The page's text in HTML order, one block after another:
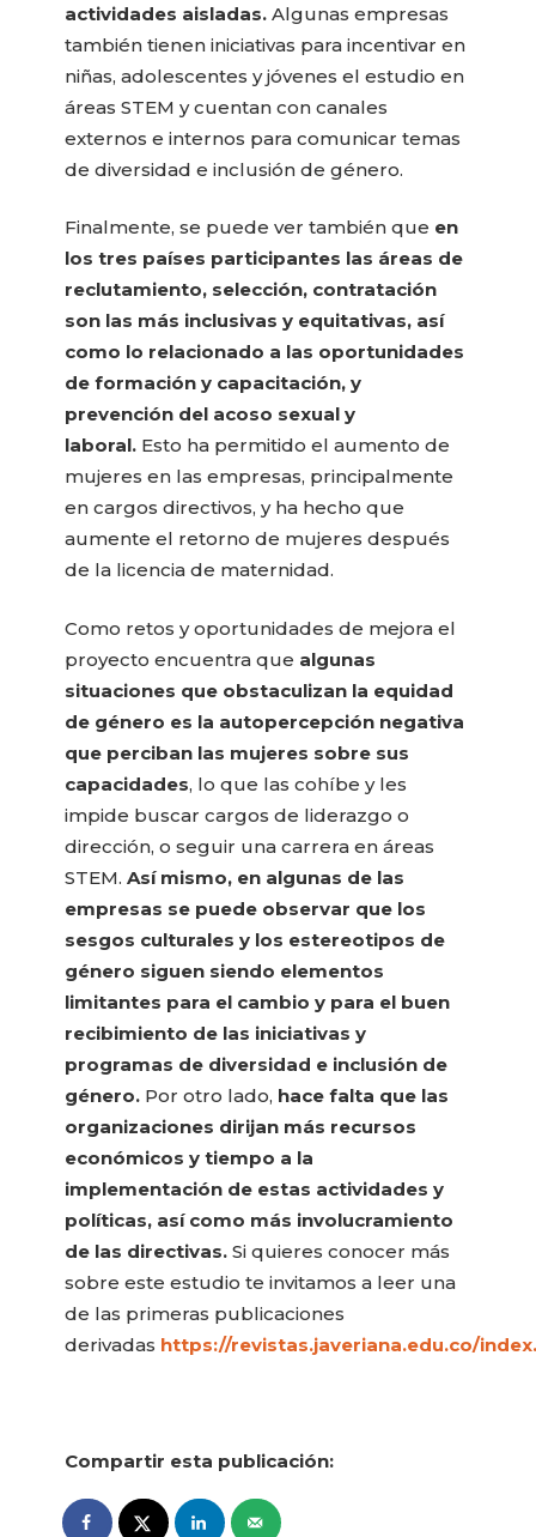
actividades aisladas. Algunas empresas
también tienen iniciativas para incentivar en
niñas, adolescentes y jóvenes el estudio en
áreas STEM y cuentan con canales
externos e internos para comunicar temas
de diversidad e inclusión de género.
Finalmente, se puede ver también que en
los tres países participantes las áreas de
reclutamiento, selección, contratación
son las más inclusivas y equitativas, así
como lo relacionado a las oportunidades
de formación y capacitación, y
prevención del acoso sexual y
laboral. Esto ha permitido el aumento de
mujeres en las empresas, principalmente
en cargos directivos, y ha hecho que
aumente el retorno de mujeres después
de la licencia de maternidad.
Como retos y oportunidades de mejora el
proyecto encuentra que algunas
situaciones que obstaculizan la equidad
de género es la autopercepción negativa
que perciban las mujeres sobre sus
capacidades, lo que las cohíbe y les
impide buscar cargos de liderazgo o
dirección, o seguir una carrera en áreas
STEM.Así mismo, en algunas de las
empresas se puede observar que los
sesgos culturales y los estereotipos de
género siguen siendo elementos
limitantes para el cambio y para el buen
recibimiento de las iniciativas y
programas de diversidad e inclusión de
género. Por otro lado, hace falta que las
organizaciones dirijan más recursos
económicos y tiempo a la
implementación de estas actividades y
políticas, así como más involucramiento
de las directivas. Si quieres conocer más
sobre este estudio te invitamos a leer una
de las primeras publicaciones
derivadas https://revistas.javeriana.edu.co/
Compartir esta publicación: